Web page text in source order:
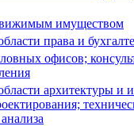
имуществом
права и
офисов;
архитектуры и